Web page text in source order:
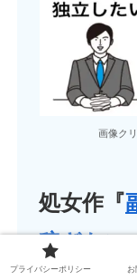
画像ク
処女作『
稼ぎたい
プライバシーポリシー お